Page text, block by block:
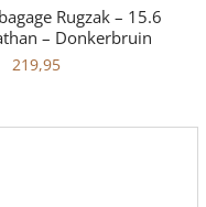
Rugzak – 15.6
– Donkerbruin
219,95